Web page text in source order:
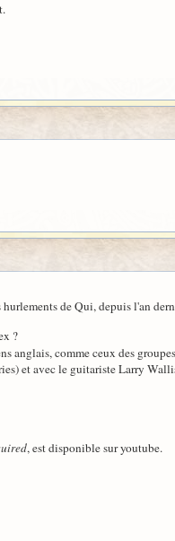
de Qui, depuis l'an
?
anglais, comme ceux des
et avec le guitariste Larry
, est disponible sur youtube.